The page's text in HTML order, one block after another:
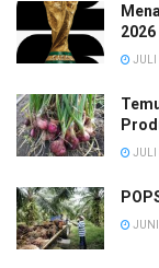
2026
JULI
JULI